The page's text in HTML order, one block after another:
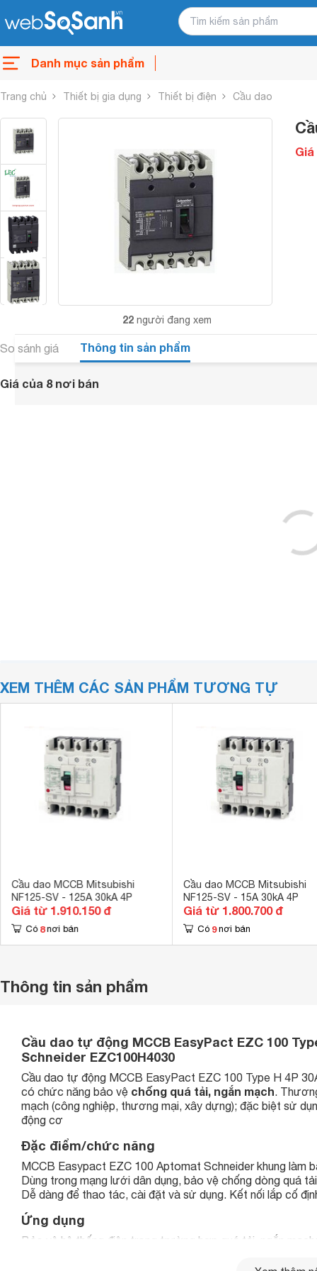
Danh mục sản phẩm
Trang chủ Thiết bị gia dụng Thiết bị điện Cầu dao
22 người đang xem
Giá
So sánh giá Thông tin sản phẩm
Giá của 8 nơi bán
XEM THÊM CÁC SẢN PHẨM TƯƠNG TỰ
Cầu dao MCCB Mitsubishi
NF125-SV - 125A 30kA 4P
Giá từ 1.910.150 đ
Có 8 nơi bán
Cầu dao MCCB Mitsubishi
NF125-SV - 15A 30kA 4P
Giá từ 1.800.700 đ
Có 9 nơi bán
Thông tin sản phẩm
Cầu dao tự động MCCB EasyPact EZC 100
Schneider EZC100H4030
Cầu dao tự động MCCB EasyPact EZC 100 Type H 4P
có chức năng bảo vệ chống quá tải, ngắn mạch.
mạch (công nghiệp, thương mại, xây dựng); đặc biệt sử
động cơ
Đặc điểm/chức năng
MCCB Easypact EZC 100 Aptomat Schneider khung làm
Dùng trong mạng lưới dân dụng, bảo vệ chống dòng quá
Dễ dàng để thao tác, cài đặt và sử dụng. Kết nối lắp cố
Ứng dụng
Bảo vệ hệ thống điện trong trường hợp quá tải, ngắn